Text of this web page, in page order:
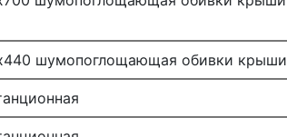
шумопоглощающая обивки крыши